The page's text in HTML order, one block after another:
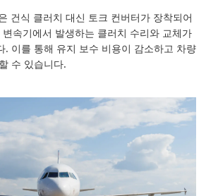
건식 클러치 대신 토크 컨버터가 장착되어
속기에서 발생하는 클러치 수리와 교체가
. 이를 통해 유지 보수 비용이 감소하고 차량
수 있습니다.